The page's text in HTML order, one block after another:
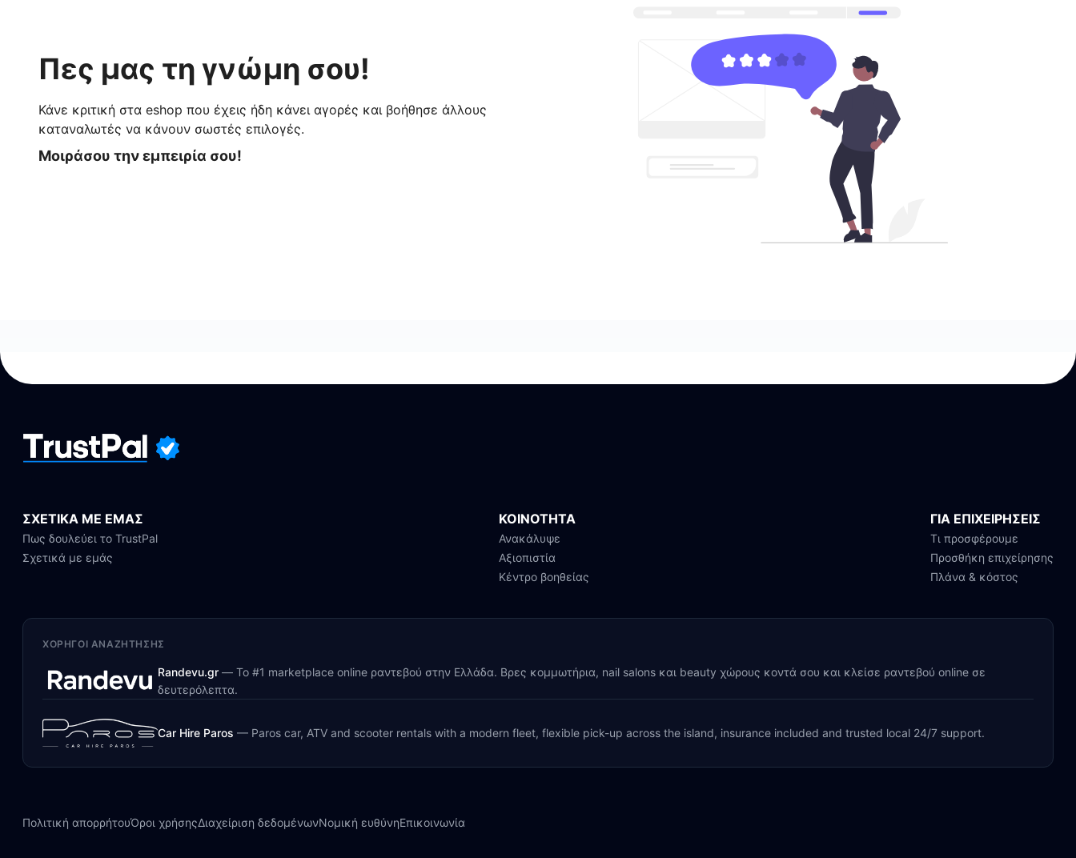
Πες μας τη γνώμη σου!
Κάνε κριτική στα eshop που έχεις ήδη κάνει αγορές και βοήθησε άλλους
καταναλωτές να κάνουν σωστές επιλογές.
Μοιράσου την εμπειρία σου!
ΣΧΕΤΙΚΑ ΜΕ ΕΜΑΣ
Πως δουλεύει το TrustPal
Σχετικά με εμάς
ΚΟΙΝΟΤΗΤΑ
Ανακάλυψε
Αξιοπιστία
Κέντρο βοηθείας
ΓΙΑ ΕΠΙΧΕΙΡΗΣΕΙΣ
Τι προσφέρουμε
Προσθήκη επιχείρησης
Πλάνα & κόστος
ΧΟΡΗΓΟΊ ΑΝΑΖΉΤΗΣΗΣ
Randevu.gr — Το #1 marketplace online ραντεβού στην Ελλάδα. Βρες κομμωτήρια, nail salons και beauty χώρους κοντά σου και κλείσε ραντεβού online σε
δευτερόλεπτα.
Car Hire Paros — Paros car, ATV and scooter rentals with a modern fleet, flexible pick-up across the island, insurance included and trusted local 24/7 support.
Πολιτική απορρήτουΌροι χρήσηςΔιαχείριση δεδομένωνΝομική ευθύνηΕπικοινωνία